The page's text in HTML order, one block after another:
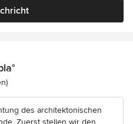
von 5 Sternen
des architektonischen